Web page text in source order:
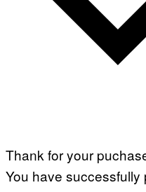
Thank for your
You have successfully